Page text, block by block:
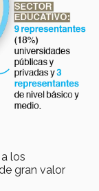
los
gran valor